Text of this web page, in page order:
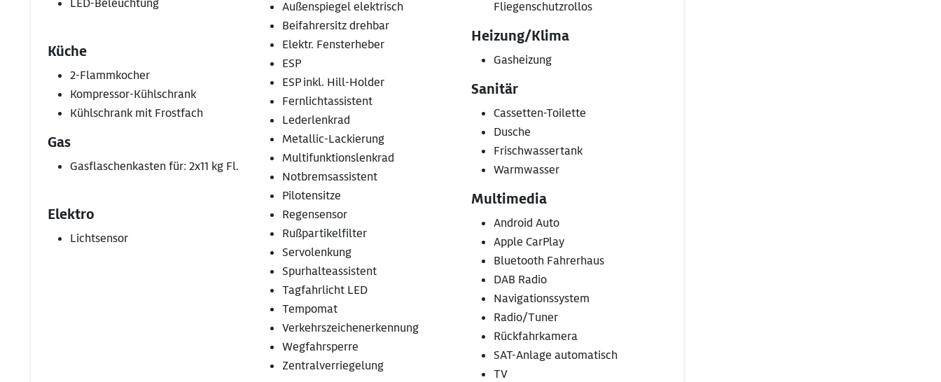
Außenspiegel elektrisch
Beifahrersitz drehbar
Elektr. Fensterheber
ESP
ESP inkl. Hill-Holder
Fernlichtassistent
Lederlenkrad
Metallic-Lackierung
Multifunktionslenkrad
Notbremsassistent
Pilotensitze
Regensensor
Rußpartikelfilter
Servolenkung
Spurhalteassistent
Tagfahrlicht LED
Tempomat
Verkehrszeichenerkennung
Wegfahrsperre
Zentralverriegelung
Fliegenschutzrollos
LED-Beleuchtung
Heizung/Klima
Gasheizung
Küche
2-Flammkocher
Kompressor-Kühlschrank
Kühlschrank mit Frostfach
Sanitär
Cassetten-Toilette
Dusche
Frischwassertank
Warmwasser
Gas
Gasflaschenkasten für: 2x11 kg Fl.
Multimedia
Android Auto
Apple CarPlay
Bluetooth Fahrerhaus
DAB Radio
Navigationssystem
Radio/Tuner
Rückfahrkamera
SAT-Anlage automatisch
TV
Elektro
Lichtsensor